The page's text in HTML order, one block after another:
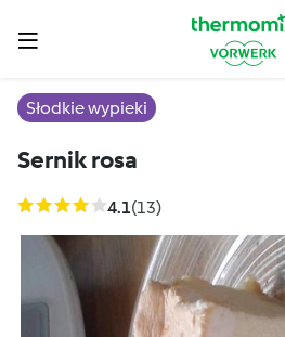
Słodkie wypieki
Sernik rosa
4.1(13)